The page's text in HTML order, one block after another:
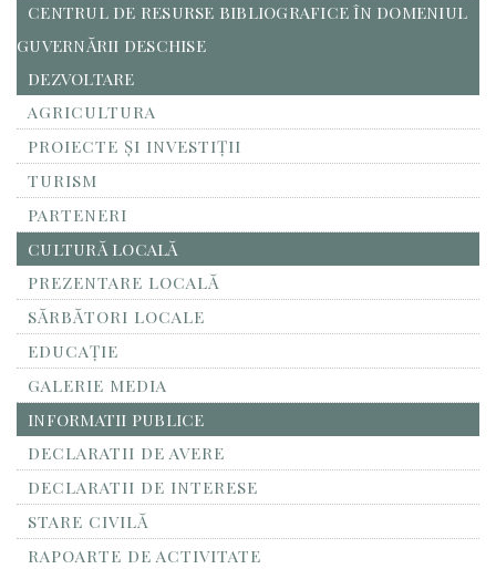
CENTRUL DE RESURSE BIBLIOGRAFICE ÎN DOMENIUL
GUVERNĂRII DESCHISE
DEZVOLTARE
AGRICULTURA
PROIECTE ȘI INVESTIȚII
TURISM
PARTENERI
CULTURĂ LOCALĂ
PREZENTARE LOCALĂ
SĂRBĂTORI LOCALE
EDUCAȚIE
GALERIE MEDIA
INFORMATII PUBLICE
DECLARATII DE AVERE
DECLARATII DE INTERESE
STARE CIVILĂ
RAPOARTE DE ACTIVITATE